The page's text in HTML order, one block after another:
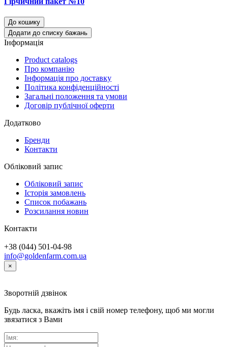
До кошику
Додати до списку бажань
Інформація
Product catalogs
Про компанію
Інформація про доставку
Політика конфіденційності
Загальні положення та умови
Договір публічної оферти
Додатково
Бренди
Контакти
Обліковий запис
Обліковий запис
Історія замовлень
Список побажань
Розсилання новин
Контакти
+38 (044) 501-04-98
info@goldenfarm.com.ua
×
Зворотній дзвінок
Будь ласка, вкажіть імя і свій номер телефону, щоб ми могли
звязатися з Вами